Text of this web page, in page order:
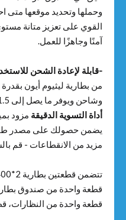
وحملها وتحديد موقعها متى
القوي على تعزيز متانة
آمنًا وجاهزًا للعمل.
-قابلة لإعادة الشحن
وشاحن ويوفر ما يصل إلى 1.5 ساعة من وقت التشغيل.ملكنا
أداة التسوية الدقيقة مزود
يضمن حصولك على مصدر
مزيد من الانقطاعات - قم
قطعة واحدة من النظارات،